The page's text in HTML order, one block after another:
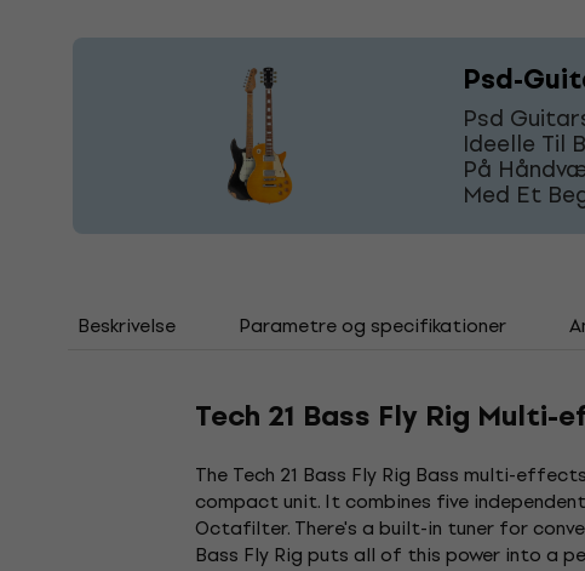
Psd-
Psd
Ideelle Til
På
Med Et
Beskrivelse Parametre og specifikationer
Tech 21 Bass Fly Rig
The Tech 21 Bass Fly Rig Bass multi-
compact unit. It combines five
Octafilter. There's a built-in tuner for
Bass Fly Rig puts all of this power into a